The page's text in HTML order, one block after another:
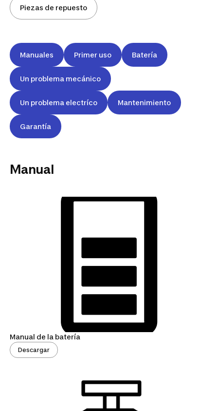
Piezas de repuesto
Manuales Primer uso Batería
Un problema mecánico
Un problema electríco Mantenimiento
Garantía
Manual
Manual de la batería
Descargar